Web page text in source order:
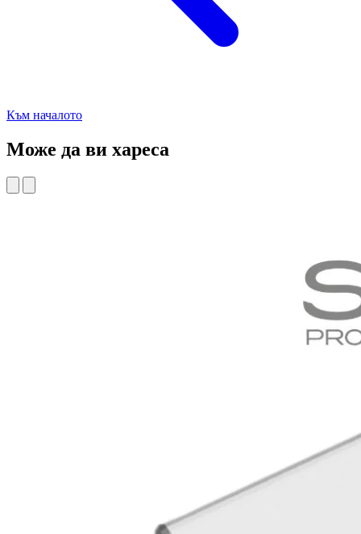
Към началото
Може да ви хареса